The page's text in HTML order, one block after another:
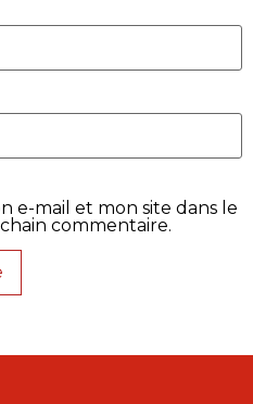
e-mail et mon site dans le
commentaire.